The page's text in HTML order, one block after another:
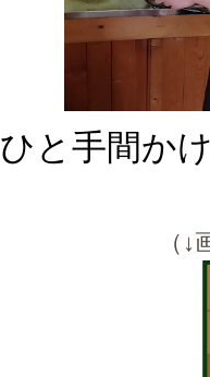
ひと手間か
（